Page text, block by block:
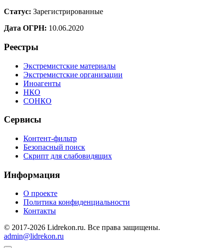
Статус: Зарегистрированные
Дата ОГРН: 10.06.2020
Реестры
Экстремистские материалы
Экстремистские организации
Иноагенты
НКО
СОНКО
Сервисы
Контент-фильтр
Безопасный поиск
Скрипт для слабовидящих
Информация
О проекте
Политика конфиденциальности
Контакты
© 2017-2026 Lidrekon.ru. Все права защищены.
admin@lidrekon.ru